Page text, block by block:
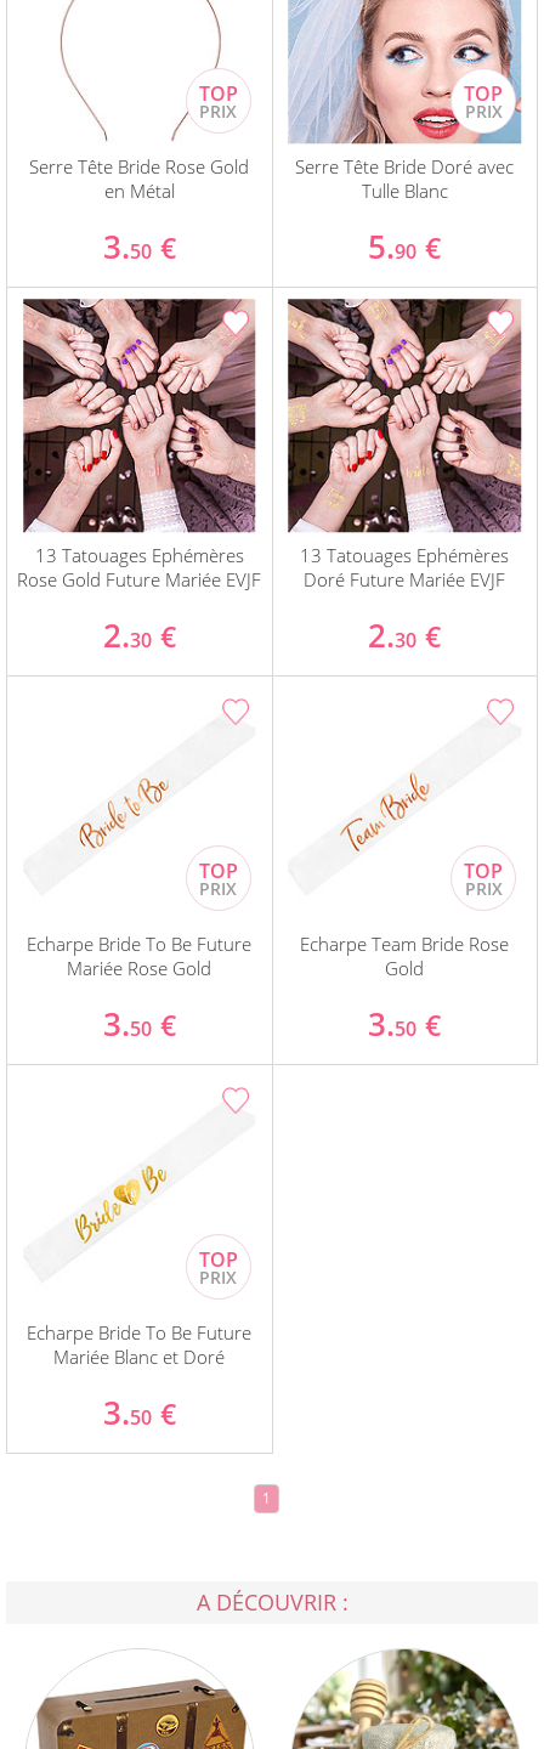
Serre Tête Bride Rose Gold
en Métal
3.50 €
Serre Tête Bride Doré avec
Tulle Blanc
5.90 €
13 Tatouages Ephémères
Rose Gold Future Mariée EVJF
2.30 €
13 Tatouages Ephémères
Doré Future Mariée EVJF
2.30 €
Echarpe Bride To Be Future
Mariée Rose Gold
3.50 €
Echarpe Team Bride Rose
Gold
3.50 €
Echarpe Bride To Be Future
Mariée Blanc et Doré
3.50 €
1
A DÉCOUVRIR :